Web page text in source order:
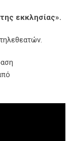
εκκλησίας».